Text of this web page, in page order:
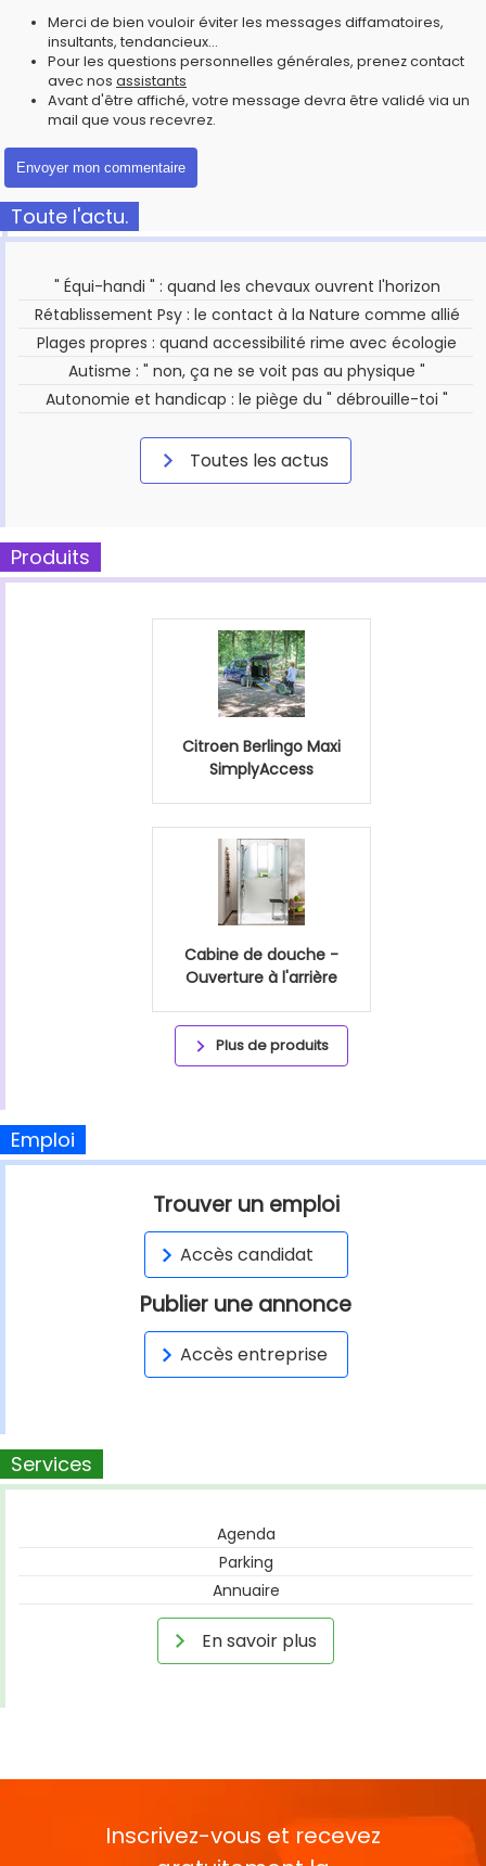
Merci de bien vouloir éviter les messages diffamatoires,
insultants, tendancieux...
Pour les questions personnelles générales, prenez contact
avec nos assistants
Avant d'être affiché, votre message devra être validé via un
mail que vous recevrez.
Toute l'actu.
" Équi-handi " : quand les chevaux ouvrent l'horizon
Rétablissement Psy : le contact à la Nature comme allié
Plages propres : quand accessibilité rime avec écologie
Autisme : " non, ça ne se voit pas au physique "
Autonomie et handicap : le piège du " débrouille-toi "
Toutes les actus
Produits
Citroen Berlingo Maxi
SimplyAccess
Cabine de douche -
Ouverture à l'arrière
Plus de produits
Emploi
Trouver un emploi
Accès candidat
Publier une annonce
Accès entreprise
Services
Agenda
Parking
Annuaire
En savoir plus
Inscrivez-vous et recevez